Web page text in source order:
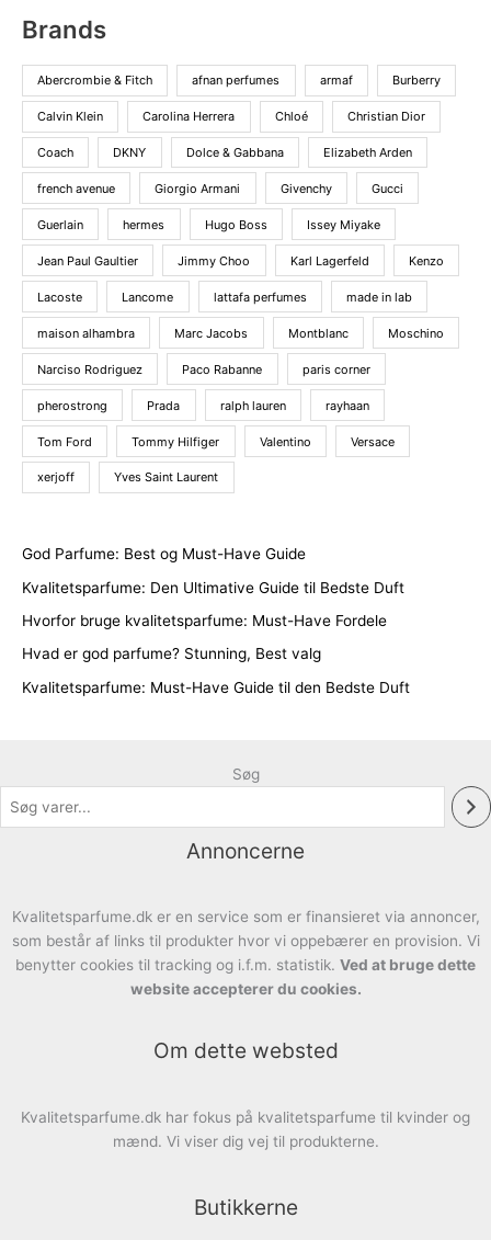
Brands
Abercrombie & Fitch afnan perfumes armaf Burberry
Calvin Klein Carolina Herrera Chloé Christian Dior
Coach DKNY Dolce & Gabbana Elizabeth Arden
french avenue Giorgio Armani Givenchy Gucci
Guerlain hermes Hugo Boss Issey Miyake
Jean Paul Gaultier Jimmy Choo Karl Lagerfeld Kenzo
Lacoste Lancome lattafa perfumes made in lab
maison alhambra Marc Jacobs Montblanc Moschino
Narciso Rodriguez Paco Rabanne paris corner
pherostrong Prada ralph lauren rayhaan
Tom Ford Tommy Hilfiger Valentino Versace
xerjoff Yves Saint Laurent
God Parfume: Best og Must-Have Guide
Kvalitetsparfume: Den Ultimative Guide til Bedste Duft
Hvorfor bruge kvalitetsparfume: Must-Have Fordele
Hvad er god parfume? Stunning, Best valg
Kvalitetsparfume: Must-Have Guide til den Bedste Duft
Søg
Annoncerne
Kvalitetsparfume.dk er en service som er finansieret via annoncer,
som består af links til produkter hvor vi oppebærer en provision. Vi
benytter cookies til tracking og i.f.m. statistik. Ved at bruge dette
website accepterer du cookies.
Om dette websted
Kvalitetsparfume.dk har fokus på kvalitetsparfume til kvinder og
mænd. Vi viser dig vej til produkterne.
Butikkerne